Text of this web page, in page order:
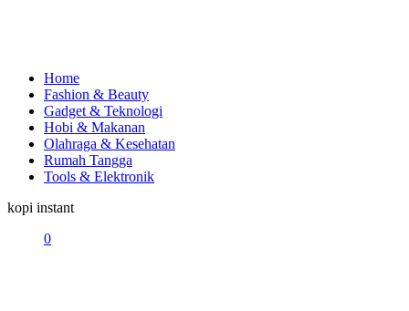
Home
Fashion & Beauty
Gadget & Teknologi
Hobi & Makanan
Olahraga & Kesehatan
Rumah Tangga
Tools & Elektronik
kopi instant
0